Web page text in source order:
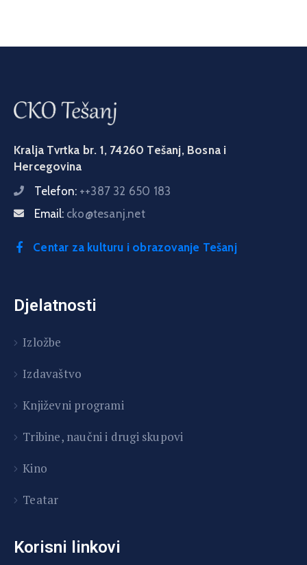
Kralja Tvrtka br. 1, 74260 Tešanj, Bosna i
Hercegovina
Telefon: ++387 32 650 183
Email: cko@tesanj.net
Centar za kulturu i obrazovanje Tešanj
Djelatnosti
Izložbe
Izdavaštvo
Književni programi
Tribine, naučni i drugi skupovi
Kino
Teatar
Korisni linkovi